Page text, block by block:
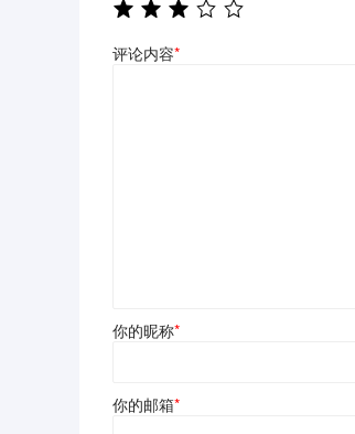
评论内容*
你的昵称*
你的邮箱*